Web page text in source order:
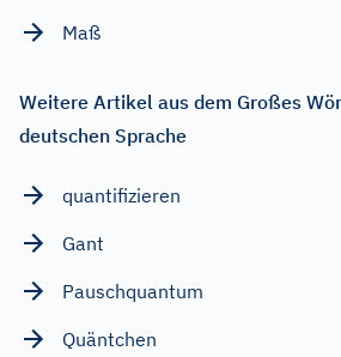
Maß
Weitere Artikel aus dem Großes
deutschen Sprache
quantifizieren
Gant
Pauschquantum
Quäntchen